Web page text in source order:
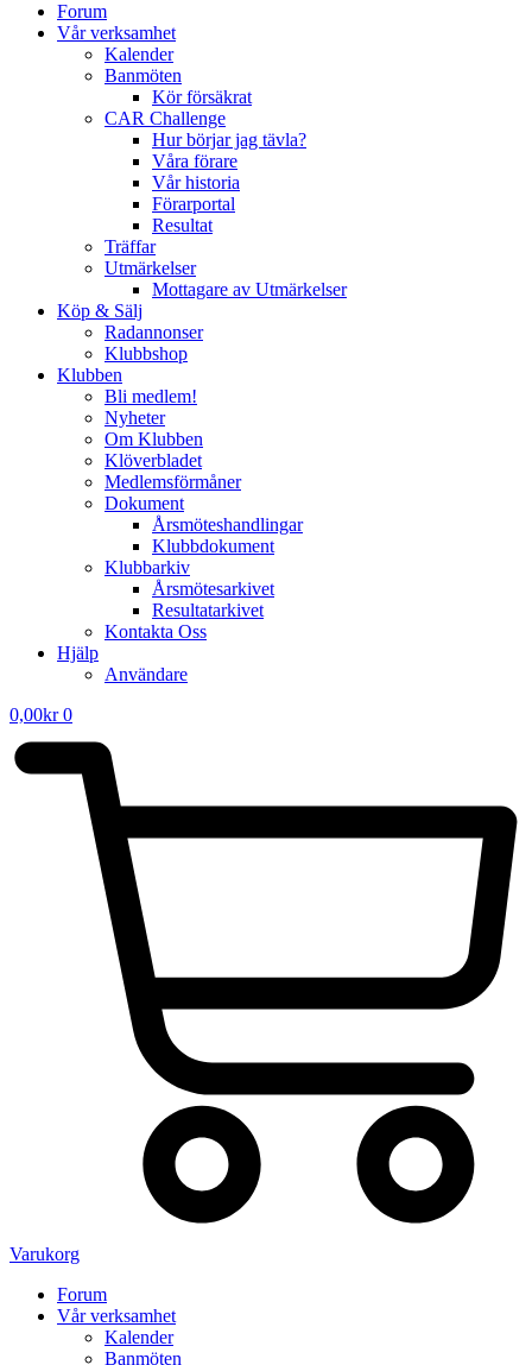
Forum
Vår verksamhet
Kalender
Banmöten
Kör försäkrat
CAR Challenge
Hur börjar jag tävla?
Våra förare
Vår historia
Förarportal
Resultat
Träffar
Utmärkelser
Mottagare av Utmärkelser
Köp & Sälj
Radannonser
Klubbshop
Klubben
Bli medlem!
Nyheter
Om Klubben
Klöverbladet
Medlemsförmåner
Dokument
Årsmöteshandlingar
Klubbdokument
Klubbarkiv
Årsmötesarkivet
Resultatarkivet
Kontakta Oss
Hjälp
Användare
0,00kr 0
Varukorg
Forum
Vår verksamhet
Kalender
Banmöten